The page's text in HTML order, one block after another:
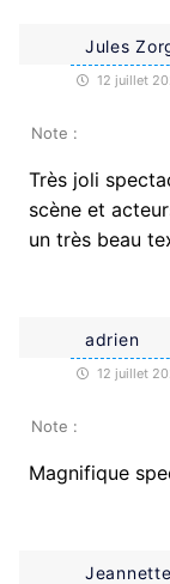
Jules
12 juillet
Note :
Très joli
scène et
un très beau
adrien
12 juillet
Note :
Magnifique
Jeannette